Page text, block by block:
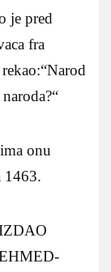
je pred
fra
onu
1463.